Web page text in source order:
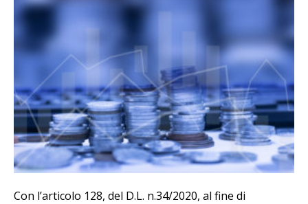
Con l’articolo 128, del D.L. n.34/2020, al fine di